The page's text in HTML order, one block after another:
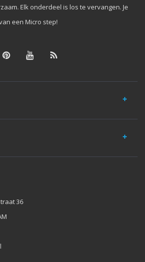
Elk onderdeel is los te vervangen. Je
een Micro step!
36